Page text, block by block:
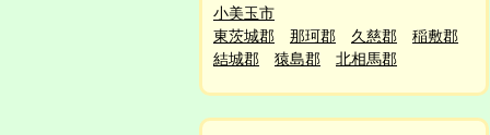
小美玉市
東茨城郡
那珂郡 久慈郡
稲敷郡
結城郡
猿島郡 北相馬郡